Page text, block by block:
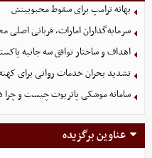
بهانه ترامپ برای سقوط محبوبیتش
سرمایه‌گذاران امارات، قربانی اصلی
اهداف و ساختار توافق سه جانبه
تشدید بحران خدمات روانی برای
سامانه موشکی پاتریوت چیست و چرا
عناوین برگزیده